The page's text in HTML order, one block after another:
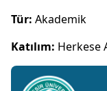
Tür: Akademik
Katılım: Herkese